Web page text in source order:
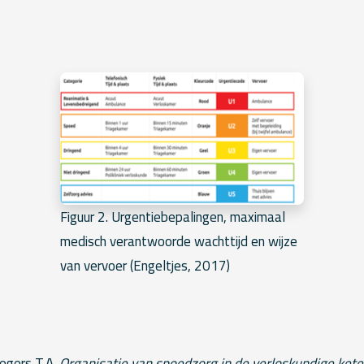
Figuur 2. Urgentiebepalingen, maximaal
medisch verantwoorde wachttijd en wijze
van vervoer (Engeltjes, 2017)